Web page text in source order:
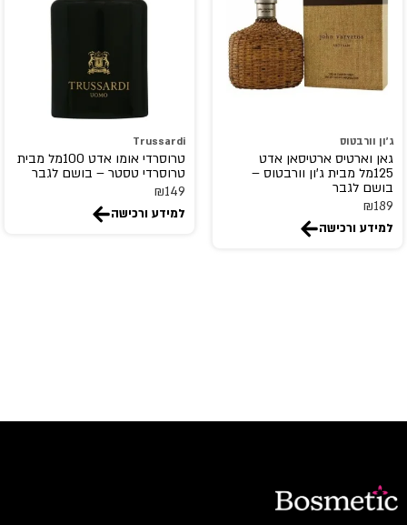
Giorgio Armani
GIORGIO BEVERLY HILLS
GISADA
GOLDFIELD & BANKS
gres
GRITTI
gucci
HOLISTER
IGGYWOO
ג'ון וורבטוס
גאן וארטיס ארטיסאן אדט
125מל מבית ג'ון וורבטוס –
בושם לגבר
₪189
למידע ורכישה
Trussardi
טרוסרדי אומו אדט 100מל מבית
טרוסרדי טסטר – בושם לגבר
₪149
למידע ורכישה